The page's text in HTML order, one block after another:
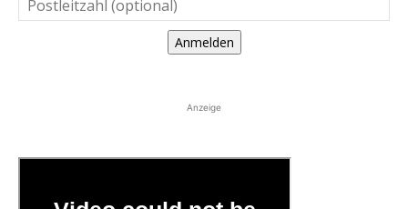
Anmelden
Anzeige